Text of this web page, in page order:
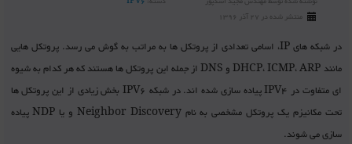
منتشر شده در 27 آذر 1396
در شبکه های IP، اسامی تعدادی از پروتکل ها به مراتب به گوش می رسد. پروتکل هایی
مانند DHCP، ICMP، ARP و DNS از جمله این پروتکل ها هستند که هر کدام به شیوه
ای متفاوت در IPV4 پیاده سازی شده اند. در شبکه IPV6 بخش زیادی از این پروتکل ها
تحت مکانیزم یک پروتکل مشخصی به نام Neighbor Discovery و یا NDP پیاده
سازی می شوند.